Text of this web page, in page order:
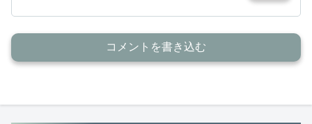
コメントを書き込む